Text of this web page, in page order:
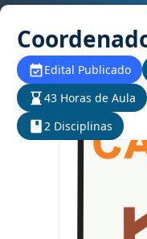
Edital Publicado
43 Horas de Aula
2 Disciplinas